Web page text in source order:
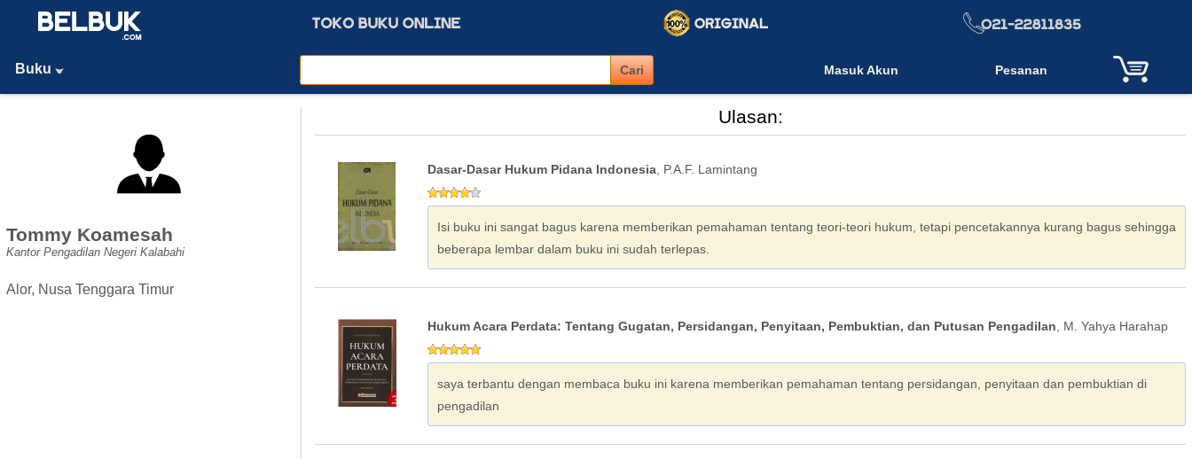
Buku Masuk Akun Pesanan
Tommy Koamesah
Kantor Pengadilan Negeri Kalabahi
Alor, Nusa Tenggara Timur
Ulasan:
Dasar-Dasar Hukum Pidana Indonesia , P.A.F. Lamintang
Isi buku ini sangat bagus karena memberikan pemahaman tentang teori-teori hukum, tetapi pencetakannya kurang bagus sehingga
beberapa lembar dalam buku ini sudah terlepas.
Hukum Acara Perdata: Tentang Gugatan, Persidangan, Penyitaan, Pembuktian, dan Putusan Pengadilan , M. Yahya Harahap
saya terbantu dengan membaca buku ini karena memberikan pemahaman tentang persidangan, penyitaan dan pembuktian di
pengadilan